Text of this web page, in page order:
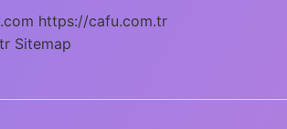
https://cafu.com.tr
Sitemap